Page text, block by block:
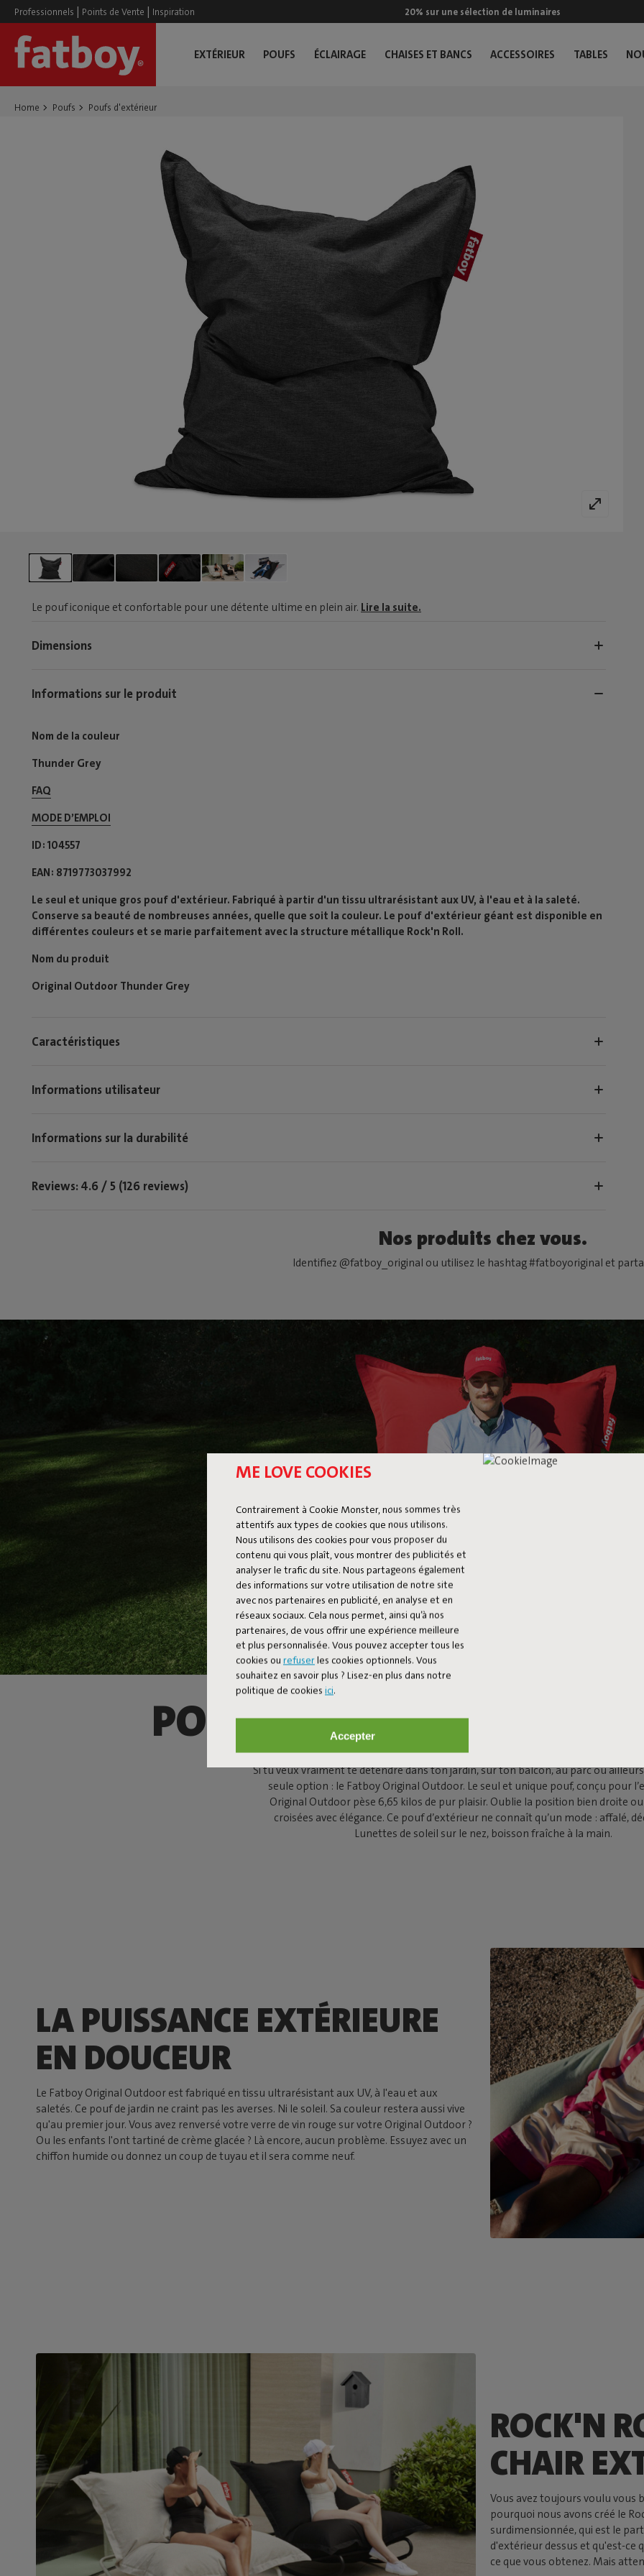
ME LOVE COOKIES
Contrairement à Cookie Monster, nous sommes très
attentifs aux types de cookies que nous utilisons.
Nous utilisons des cookies pour vous proposer du
contenu qui vous plaît, vous montrer des publicités et
analyser le trafic du site. Nous partageons également
des informations sur votre utilisation de notre site
avec nos partenaires en publicité, en analyse et en
réseaux sociaux. Cela nous permet, ainsi qu’à nos
partenaires, de vous offrir une expérience meilleure
et plus personnalisée. Vous pouvez accepter tous les
cookies ou refuserles cookies optionnels. Vous
souhaitez en savoir plus ? Lisez-en plus dans notre
politique de cookies ici.
Accepter
Professionnels | Points de Vente | Inspiration 20% sur une sélection de luminaires
EXTÉRIEUR POUFS ÉCLAIRAGE CHAISES ET BANCS ACCESSOIRES TABLES
Home Poufs Poufs d'extérieur
Le pouf iconique et confortable pour une détente ultime en plein air. Lire la suite.
Dimensions
Informations sur le produit
Nom de la couleur
Thunder Grey
FAQ
MODE D’EMPLOI​
ID 104557
EAN 8719773037992
Le seul et unique gros pouf d'extérieur. Fabriqué à partir d'un tissu ultrarésistant aux UV, à l'eau et à la saleté.
Conserve sa beauté de nombreuses années, quelle que soit la couleur. Le pouf d'extérieur géant est disponible en
différentes couleurs et se marie parfaitement avec la structure métallique Rock'n Roll.
Nom du produit
Original Outdoor Thunder Grey
Caractéristiques
Informations utilisateur
Informations sur la durabilité
Reviews: 4.6 / 5 (126 reviews)
Nos produits chez vous.
Identifiez @fatboy_original ou utilisez le hashtag #fatboyoriginal et
POUF FATBOY ORIGINAL
Si tu veux vraiment te détendre dans ton jardin, sur ton balcon, au parc ou ailleurs,
seule option : le Fatboy Original Outdoor. Le seul et unique pouf, conçu pour
Original Outdoor pèse 6,65 kilos de pur plaisir. Oublie la position bien droite
croisées avec élégance. Ce pouf d’extérieur ne connaît qu’un mode : affalé,
Lunettes de soleil sur le nez, boisson fraîche à la main.
LA PUISSANCE EXTÉRIEURE
EN DOUCEUR
Le Fatboy Original Outdoor est fabriqué en tissu ultrarésistant aux UV, à l'eau et aux
saletés. Ce pouf de jardin ne craint pas les averses. Ni le soleil. Sa couleur restera aussi vive
qu'au premier jour. Vous avez renversé votre verre de vin rouge sur votre Original Outdoor ?
Ou les enfants l'ont tartiné de crème glacée ? Là encore, aucun problème. Essuyez avec un
chiffon humide ou donnez un coup de tuyau et il sera comme neuf.
ROCK'N
CHAIR
Vous avez toujours voulu vous
pourquoi nous avons créé le
surdimensionnée, qui est le
d'extérieur dessus et qu'est-ce
ce que vous obtenez. Mais